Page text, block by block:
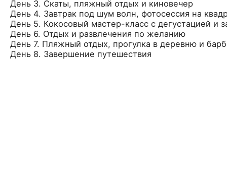
День 3. Скаты, пляжный отдых и киновечер
День 4. Завтрак под шум волн, фотосессия на
День 5. Кокосовый мастер-класс с дегустацией и
День 6. Отдых и развлечения по желанию
День 7. Пляжный отдых, прогулка в деревню и
День 8. Завершение путешествия